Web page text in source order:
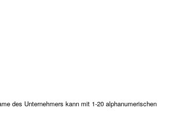
des Unternehmers kann mit 1-20 alphanumerischen